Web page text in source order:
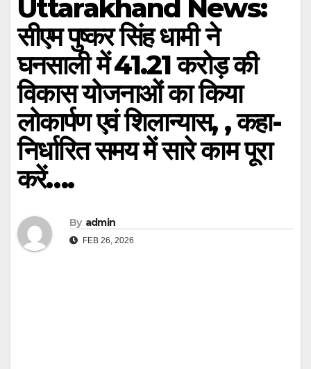
Uttarakhand News:
सीएम पुष्कर सिंह धामी ने
घनसाली में ₹41.21 करोड़ की
विकास योजनाओं का किया
लोकार्पण एवं शिलान्यास, , कहा-
निर्धारित समय में सारे काम पूरा
करें….
By admin
FEB 26, 2026